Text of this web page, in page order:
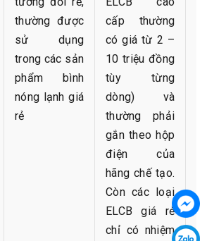
thường được
sử dụng
trong các sản
phẩm bình
nóng lạnh giá
rẻ
cấp thường
có giá từ 2 –
10 triệu đồng
tùy từng
dòng) và
thường phải
gắn theo hộp
điện của
hãng chế tạo.
Còn các loại
ELCB giá rẻ
chỉ có nhiệm